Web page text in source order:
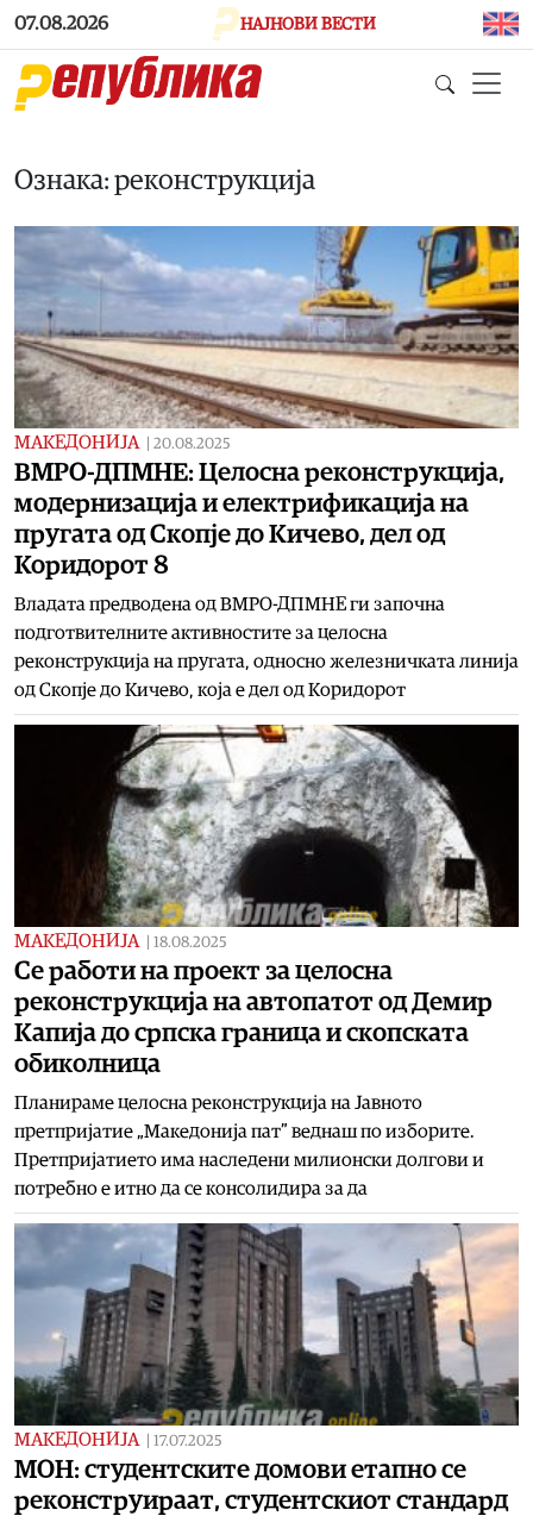
Skip to main content
07.08.2026 НАЈНОВИ ВЕСТИ
Ознака: реконструкција
МАКЕДОНИЈА 20.08.2025
ВМРО-ДПМНЕ: Целосна реконструкција,
модернизација и електрификација на
пругата од Скопје до Кичево, дел од
Коридорот 8
Владата предводена од ВМРО-ДПМНЕ ги започна
подготвителните активностите за целосна
реконструкција на пругата, односно железничката линија
од Скопје до Кичево, која е дел од Коридорот
МАКЕДОНИЈА 18.08.2025
Се работи на проект за целосна
реконструкција на автопатот од Демир
Капија до српска граница и скопската
обиколница
Планираме целосна реконструкција на Јавното
претпријатие „Македонија пат” веднаш по изборите.
Претпријатието има наследени милионски долгови и
потребно е итно да се консолидира за да
МАКЕДОНИЈА 17.07.2025
МОН: студентските домови етапно се
реконструираат, студентскиот стандард